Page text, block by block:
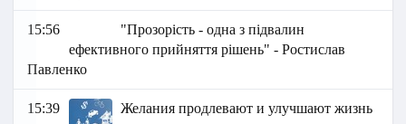
15:56
"Прозорість - одна з підвалин
ефективного прийняття рішень" - Ростислав
Павленко
15:39 Желания продлевают и улучшают жизнь